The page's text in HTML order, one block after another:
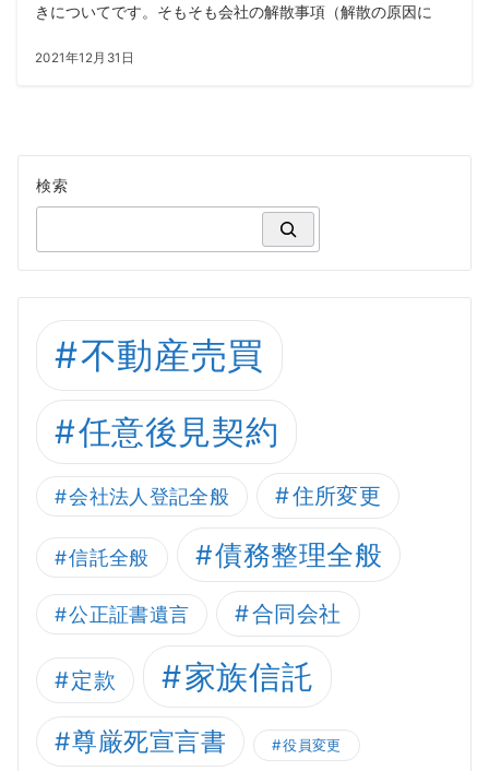
きについてです。そもそも会社の解散事項（解散の原因に
2021年12月31日
検索
不動産売買
任意後見契約
会社法人登記全般 住所変更
信託全般 債務整理全般
公正証書遺言 合同会社
定款 家族信託
尊厳死宣言書 役員変更